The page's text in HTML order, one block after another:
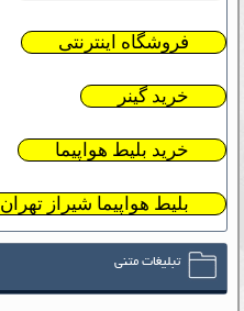
فروشگاه اینترنتی
خرید گینر
خرید بلیط هواپیما
بلیط هواپیما شیراز تهران
تبلیغات متنی